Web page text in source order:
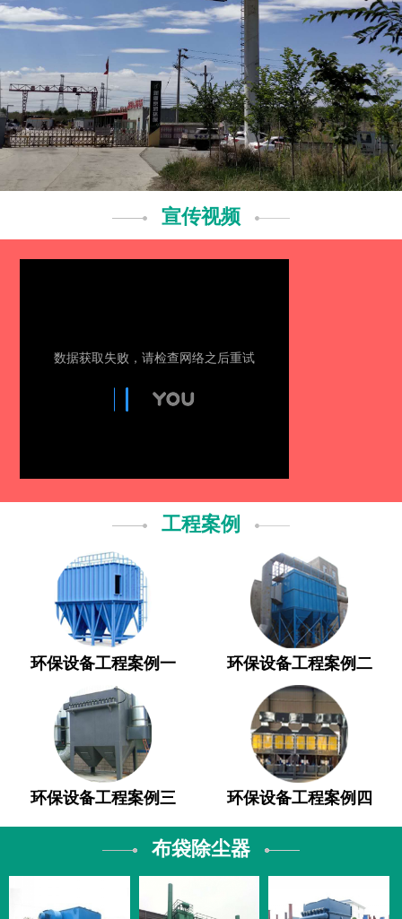
宣传视频
工程案例
环保设备工程案例一 环保设备工程案例二
环保设备工程案例三 环保设备工程案例四
布袋除尘器